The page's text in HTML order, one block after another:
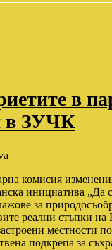
в
в ЗУЧК
комисия
инициатива „Да
за
реални стъпки на
местности
подкрепа за